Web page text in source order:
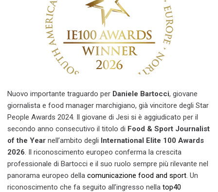
Nuovo importante traguardo per Daniele Bartocci, giovane
giornalista e food manager marchigiano, già vincitore degli Star
People Awards 2024. Il giovane di Jesi si è aggiudicato per il
secondo anno consecutivo il titolo di Food & Sport Journalist
of the Year nell’ambito degli International Elite 100 Awards
2026. Il riconoscimento europeo conferma la crescita
professionale di Bartocci e il suo ruolo sempre più rilevante nel
panorama europeo della comunicazione food and sport. Un
riconoscimento che fa seguito all’ingresso nella top40